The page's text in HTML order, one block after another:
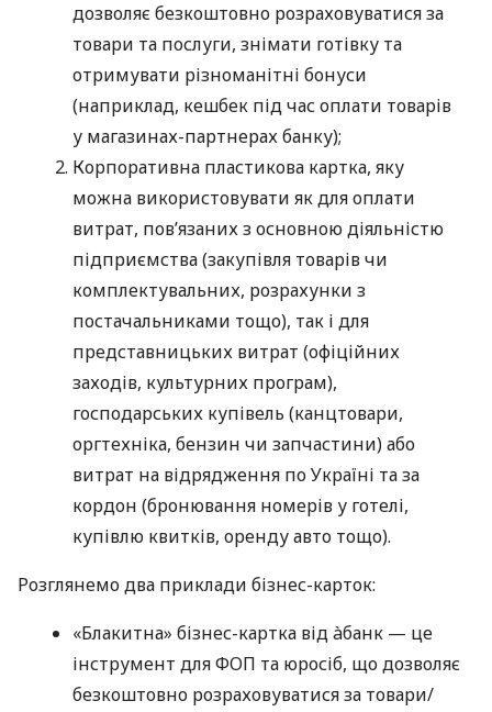
дозволяє безкоштовно розраховуватися за
товари та послуги, знімати готівку та
отримувати різноманітні бонуси
(наприклад, кешбек під час оплати товарів
у магазинах-партнерах банку);
Корпоративна пластикова картка, яку
можна використовувати як для оплати
витрат, пов’язаних з основною діяльністю
підприємства (закупівля товарів чи
комплектувальних, розрахунки з
постачальниками тощо), так і для
представницьких витрат (офіційних
заходів, культурних програм),
господарських купівель (канцтовари,
оргтехніка, бензин чи запчастини) або
витрат на відрядження по Україні та за
кордон (бронювання номерів у готелі,
купівлю квитків, оренду авто тощо).
Розглянемо два приклади бізнес-карток:
«Блакитна» бізнес-картка від àбанк — це
інструмент для ФОП та юросіб, що дозволяє
безкоштовно розраховуватися за товари/